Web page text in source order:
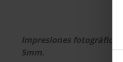
Impresiones
5mm.